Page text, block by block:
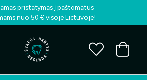
pristatymas į paštomatus
nuo 50 € visoje Lietuvoje!